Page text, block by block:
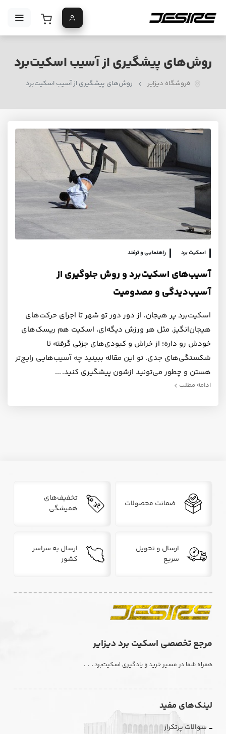
روش‌های پیشگیری از آسیب اسکیت‌برد
فروشگاه دیزایر روش‌های پیشگیری از آسیب اسکیت‌برد
اسکیت برد راهنمایی و ترفند
آسیب‌های اسکیت‌برد و روش جلوگیری از
آسیب‌دیدگی و مصدومیت
اسکیت‌برد پر هیجان، از دور دور تو شهر تا اجرای حرکت‌های
هیجان‌انگیز. مثل هر ورزش دیگه‌ای، اسکیت هم ریسک‌های
خودش رو داره؛ از خراش و کبودی‌های جزئی گرفته تا
شکستگی‌های جدی. تو این مقاله ببینید چه آسیب‌هایی رایج‌تر
هستن و چطور می‌تونید ازشون پیشگیری کنید.
ادامه مطلب
ضمانت محصولات
تخفیف‌های
همیشگی
ارسال و تحویل
سریع
ارسال به سراسر
کشور
مرجع تخصصی اسکیت برد دیزایر
همراه شما در مسیر خرید و یادگیری اسکیت‌برد. . .
لینک‌های مفید
سوالات پرتکرار